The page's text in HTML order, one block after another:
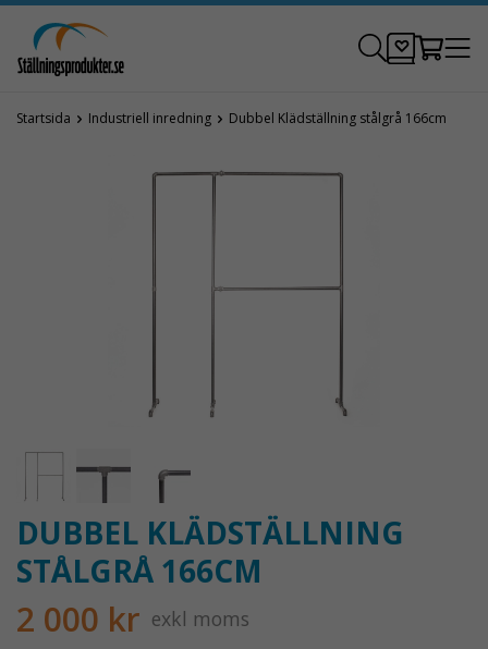
Startsida Industriell inredning Dubbel Klädställning stålgrå 166cm
DUBBEL KLÄDSTÄLLNING
STÅLGRÅ 166CM
2 000 kr exkl moms